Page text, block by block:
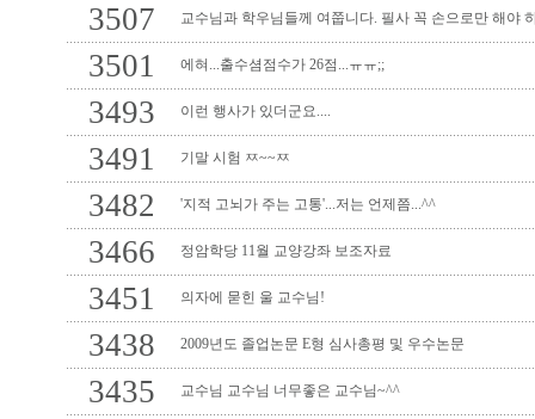
3507 교수님과 학우님들께 여쭙니다. 필사 꼭 손으로만 해야
3501 에혀...출수셤점수가 26점...ㅠㅠ;;
3493 이런 행사가 있더군요....
3491 기말 시험 ㅉ~~ㅉ
3482 '지적 고뇌가 주는 고통'...저는 언제쯤...^^
3466 정암학당 11월 교양강좌 보조자료
3451 의자에 묻힌 울 교수님!
3438 2009년도 졸업논문 E형 심사총평 및 우수논문
3435 교수님 교수님 너무좋은 교수님~^^